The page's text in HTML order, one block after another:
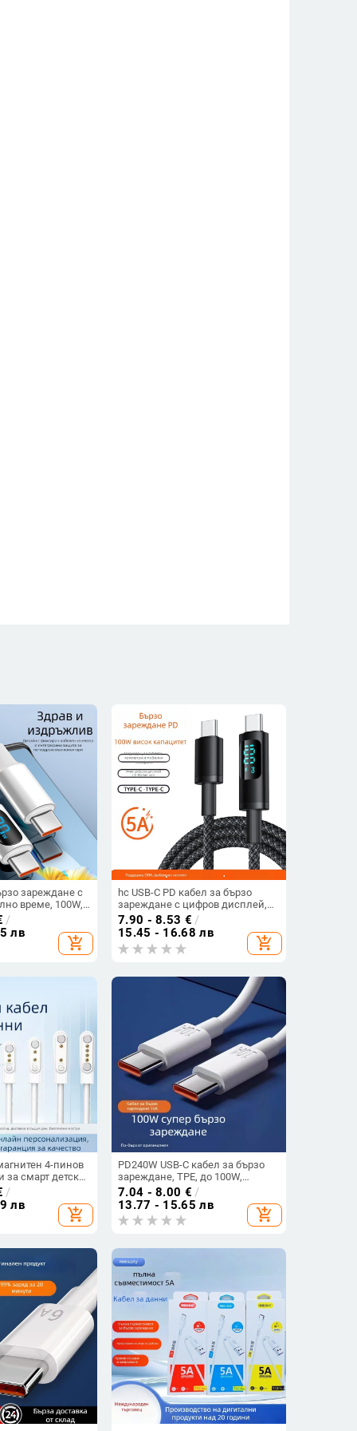
зареждане с
време, 100W,
C, дължина 1-2 м
/
лв
add_shopping_cart
hc USB-C PD кабел за бързо
зареждане с цифров дисплей,
100W, плетен кабел, единичен
конектор
7.90 - 8.53 € /
15.45 - 16.68 лв
add_shopping_cart
4-пинов
за смарт детска
60 см,
за
/
лв
add_shopping_cart
PD240W USB-C кабел за бързо
зареждане, TPE, до 100W,
съвместим с Huawei/Honor
телефони и iPad таблети
7.04 - 8.00 € /
13.77 - 15.65 лв
add_shopping_cart